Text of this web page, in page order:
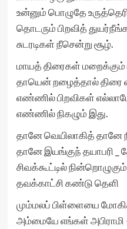
உன்னும் பொழுதே
தொடரும் பிறவித்
சுடரடிகள் நீசென்று சூழ்.
மாயத் திரைகள்
தாயென் றழைத்தால் திரை
எண்ணில் பிறவிகள்
எண்ணில் நிகழும் இது.
தானே வெயிலாகித் தானே
தானே இயங்குந் தயாபரி _
சிவக்கூட்டில் நின்றொழுகும்
தவக்காட்சி கண்டு தெளி
மும்மலப் பிள்ளையை
அம்மையே எங்கள்